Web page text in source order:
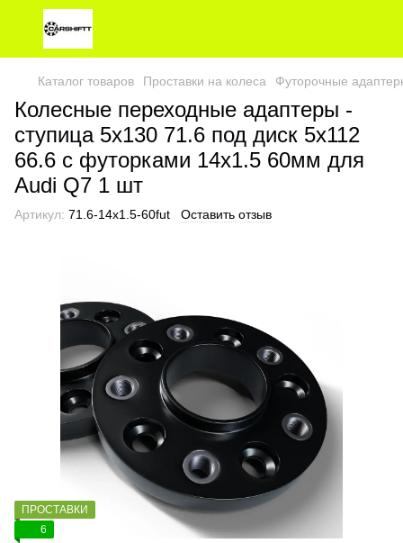
Каталог товаров Проставки на колеса Футорочные
Колесные переходные адаптеры -
ступица 5х130 71.6 под диск 5х112
66.6 с футорками 14x1.5 60мм для
Audi Q7 1 шт
Артикул: 71.6-14x1.5-60fut Оставить отзыв
ПРОСТАВКИ
6